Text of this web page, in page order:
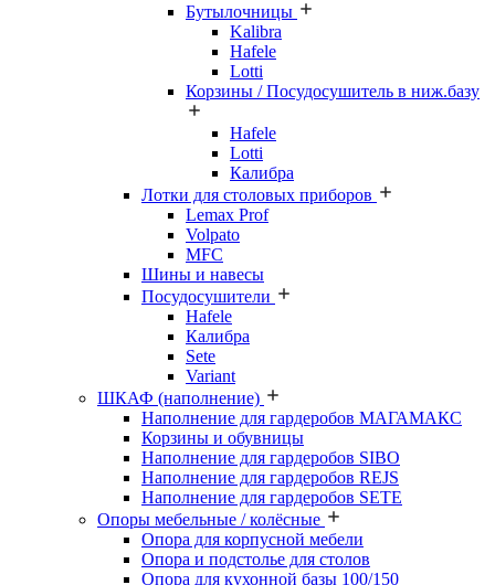
Бутылочницы
Kalibra
Hafele
Lotti
Корзины / Посудосушитель в ниж.базу
Hafele
Lotti
Калибра
Лотки для столовых приборов
Lemax Prof
Volpato
MFC
Шины и навесы
Посудосушители
Hafele
Калибра
Sete
Variant
ШКАФ (наполнение)
Наполнение для гардеробов МАГАМАКС
Корзины и обувницы
Наполнение для гардеробов SIBO
Наполнение для гардеробов REJS
Наполнение для гардеробов SETE
Опоры мебельные / колёсные
Опора для корпусной мебели
Опора и подстолье для столов
Опора для кухонной базы 100/150